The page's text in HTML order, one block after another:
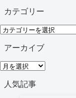
カテゴリー
カ
テ
リ
ー
アーカイブ
ア
人気記事